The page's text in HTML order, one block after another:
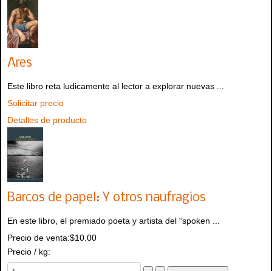
Ares
Este libro reta ludicamente al lector a explorar nuevas ...
Solicitar precio
Detalles de producto
Barcos de papel: Y otros naufragios
En este libro, el premiado poeta y artista del “spoken ...
Precio de venta:$10.00
Precio / kg: